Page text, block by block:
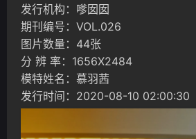
发行机构：嗲囡囡
期刊编号：VOL.026
图片数量：44张
分 辨 率：1656X2484
模特姓名：慕羽茜
发行时间：2020-08-10 02:00:30